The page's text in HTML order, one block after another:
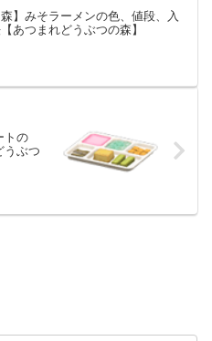
森】みそラーメンの色、値段、入
あつまれどうぶつの森】
トの
うぶつ